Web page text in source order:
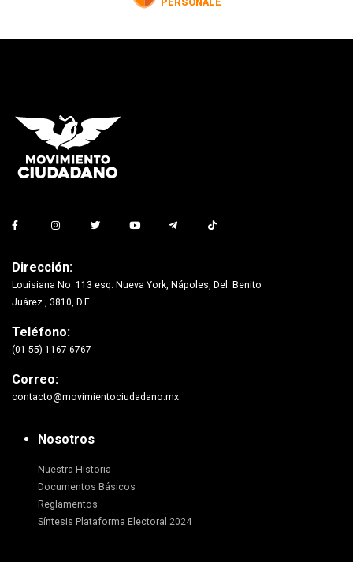
Dirección:
Louisiana No. 113 esq. Nueva York, Nápoles, Del. Benito
Juárez., 3810, D.F.
Teléfono:
(01 55) 1167-6767
Correo:
contacto@movimientociudadano.mx
Nosotros
Nuestra Historia
Documentos Básicos
Reglamentos
Síntesis Plataforma Electoral 2024